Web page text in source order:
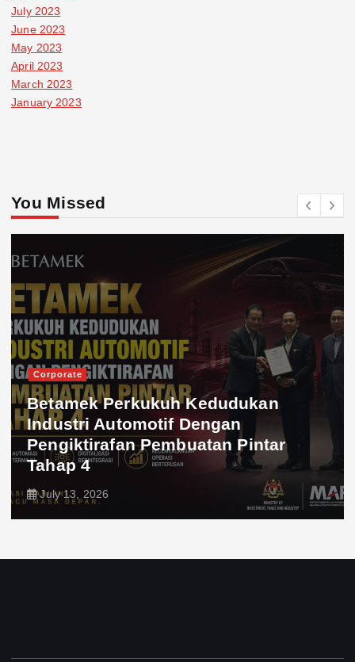
July 2023
June 2023
May 2023
April 2023
March 2023
January 2023
You Missed
Corporate
Betamek Perkukuh Kedudukan
Industri Automotif Dengan
Pengiktirafan Pembuatan Pintar
Tahap 4
July 13, 2026